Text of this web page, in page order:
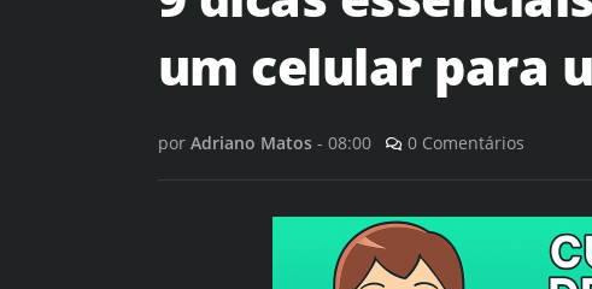
um celular para
por Adriano Matos - 08:00 0 Comentários